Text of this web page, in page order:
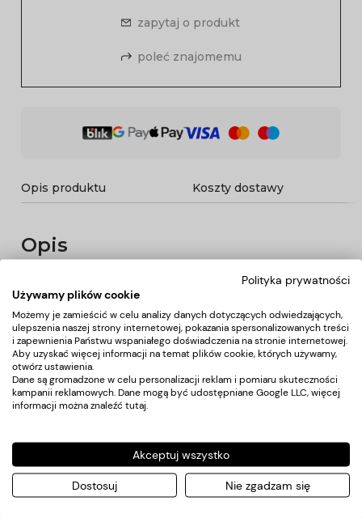
zapytaj o produkt
poleć znajomemu
Opis produktu Koszty dostawy
Opis
Pomocnik fryzjerski dwustronny w kolorze starego złota,
posiada 4 kuwety i uchwyty na asortyment fryzjerski.
Stablina konstrukcja zapewni długotrwałe użytkowanie.
Stolik osadzony na gumowanych kółkach, dzięki którym
narzędzia będą zawsze pod ręką.
Pomocnik w częściach do samodzielnego montażu.
Elementy złote są lakierowane. Uszkodzenia
Koszty dostawy
Polityka prywatności
Używamy plików cookie
Możemy je zamieścić w celu analizy danych dotyczących odwiedzających,
ulepszenia naszej strony internetowej, pokazania spersonalizowanych treści
i zapewnienia Państwu wspaniałego doświadczenia na stronie internetowej.
Aby uzyskać więcej informacji na temat plików cookie, których używamy,
otwórz ustawienia.
Dane są gromadzone w celu personalizacji reklam i pomiaru skuteczności
kampanii reklamowych. Dane mogą być udostępniane Google LLC, więcej
informacji można znaleźć tutaj
Akceptuj wszystko
Dostosuj Nie zgadzam się